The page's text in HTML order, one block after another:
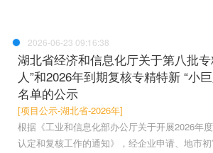
2026-06-23 09:16:38
湖北省经济和信息化厅关于第八批
人”和2026年到期复核专精特新 “小
名单的公示
[项目公示-湖北省-2026年]
根据《工业和信息化部办公厅关于开展2026年
认定和复核工作的通知》，经企业申请、地市